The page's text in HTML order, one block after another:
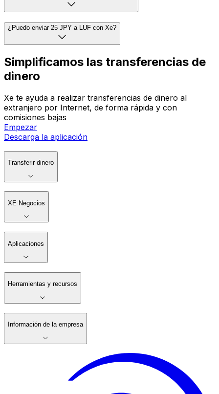
¿Puedo enviar 25 JPY a LUF con Xe?
Simplificamos las transferencias de
dinero
Xe te ayuda a realizar transferencias de dinero al
extranjero por Internet, de forma rápida y con
comisiones bajas
Empezar
Descarga la aplicación
Transferir dinero
XE Negocios
Aplicaciones
Herramientas y recursos
Información de la empresa